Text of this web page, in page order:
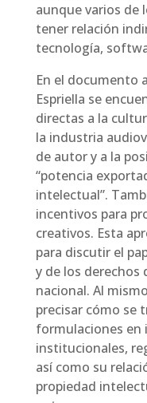
aunque varios de
tener relación
tecnología,
En el documento
Espriella se
directas a la
la industria
de autor y a la
“potencia
intelectual”.
incentivos para
creativos. Esta
para discutir el
y de los derechos
nacional. Al
precisar cómo se
formulaciones
institucionales,
así como su
propiedad